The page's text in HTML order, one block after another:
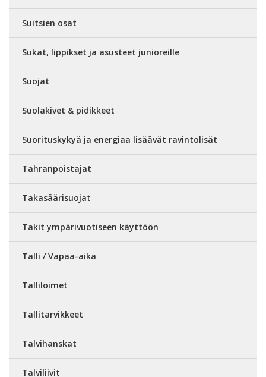
Suitsien osat
Sukat, lippikset ja asusteet junioreille
Suojat
Suolakivet & pidikkeet
Suorituskykyä ja energiaa lisäävät ravintolisät
Tahranpoistajat
Takasäärisuojat
Takit ympärivuotiseen käyttöön
Talli / Vapaa-aika
Talliloimet
Tallitarvikkeet
Talvihanskat
Talviliivit